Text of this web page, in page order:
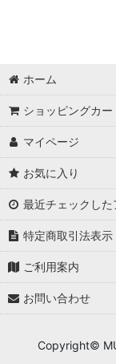
ホーム
ショッピングカー
マイページ
お気に入り
最近チェックした
特定商取引法表示
ご利用案内
お問い合わせ
Copyright©